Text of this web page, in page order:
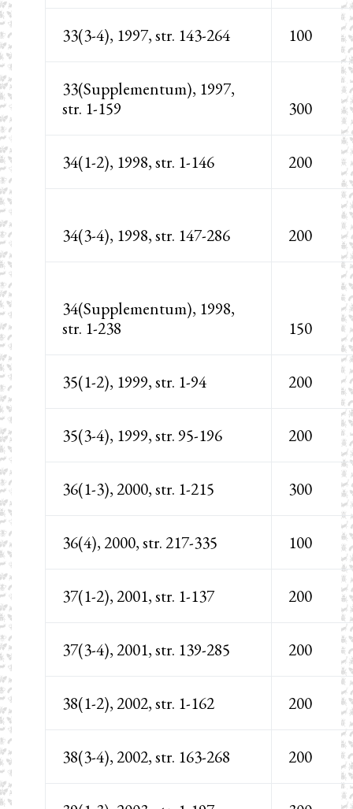
33(3-4), 1997, str. 143-264 100
33(Supplementum), 1997,
str. 1-159
300
34(1-2), 1998, str. 1-146 200
34(3-4), 1998, str. 147-286 200
34(Supplementum), 1998,
str. 1-238
150
35(1-2), 1999, str. 1-94 200
35(3-4), 1999, str. 95-196 200
36(1-3), 2000, str. 1-215 300
36(4), 2000, str. 217-335 100
37(1-2), 2001, str. 1-137 200
37(3-4), 2001, str. 139-285 200
38(1-2), 2002, str. 1-162 200
38(3-4), 2002, str. 163-268 200